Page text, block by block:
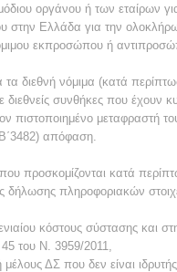
οργάνου ή των εταίρων
Ελλάδα για την
εκπροσώπου ή
διεθνή νόμιμα (κατά
διεθνείς συνθήκες που
πιστοποιημένο
απόφαση.
προσκομίζονται κατά
δήλωσης πληροφοριακών
κόστους σύστασης και
του Ν. 3959/2011,
μέλους ΔΣ που δεν είναι